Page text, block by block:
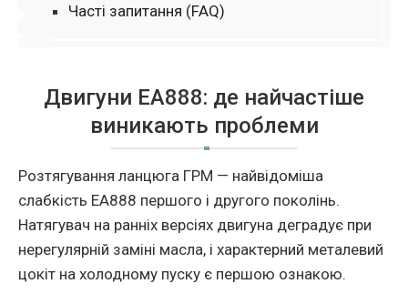
Часті запитання (FAQ)
Двигуни EA888: де найчастiше
виникають проблеми
Розтягування ланцюга ГРМ — найвiдомiша
слабкiсть EA888 першого i другого поколiнь.
Натягувач на раннiх версiях двигуна деградує при
нерегулярнiй замiнi масла, i характерний металевий
цокiт на холодному пуску є першою ознакою.